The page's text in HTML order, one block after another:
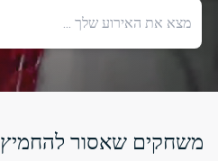
משחקים שאסור